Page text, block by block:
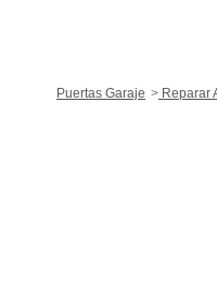
Puertas Garaje Reparar